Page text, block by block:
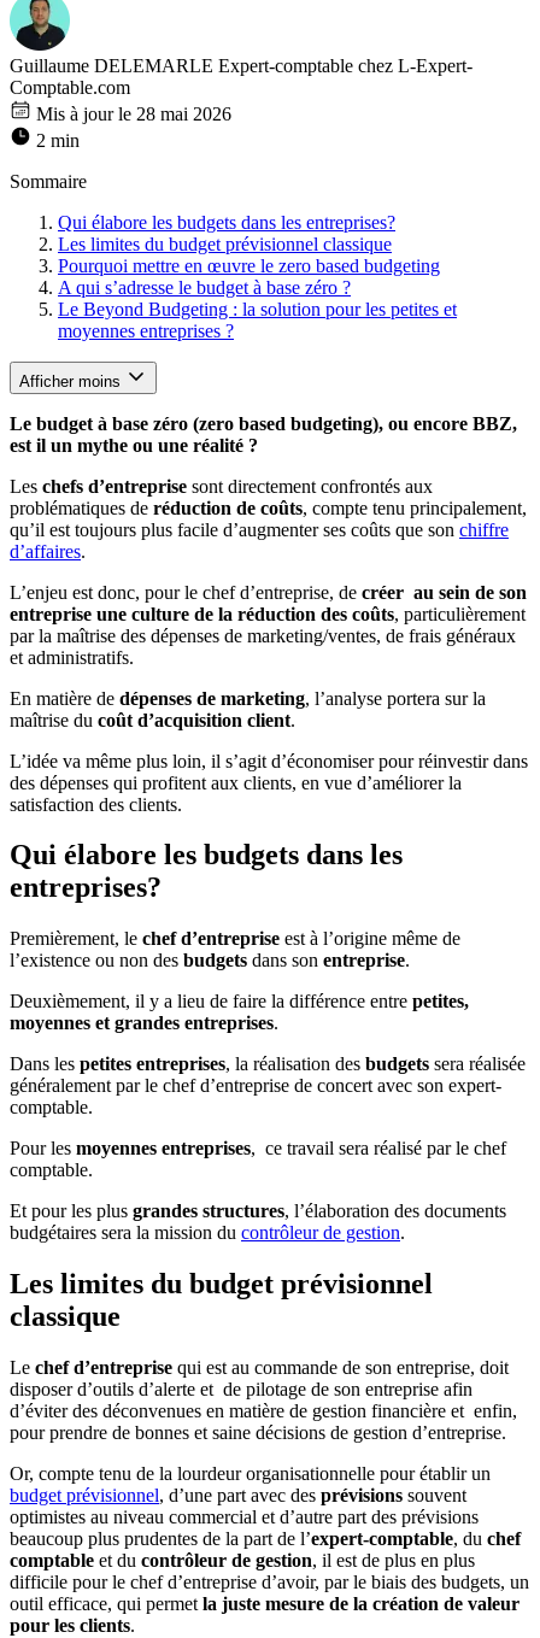
Guillaume DELEMARLE Expert-comptable chez L-Expert-
Comptable.com
Mis à jour le 28 mai 2026
2 min
Sommaire
Qui élabore les budgets dans les entreprises?
Les limites du budget prévisionnel classique
Pourquoi mettre en œuvre le zero based budgeting
A qui s’adresse le budget à base zéro ?
Le Beyond Budgeting : la solution pour les petites et
moyennes entreprises ?
Afficher moins
Le budget à base zéro (zero based budgeting), ou encore BBZ,
est il un mythe ou une réalité ?
Les chefs d’entreprise sont directement confrontés aux
problématiques de réduction de coûts, compte tenu principalement,
qu’il est toujours plus facile d’augmenter ses coûts que son chiffre
d’affaires.
L’enjeu est donc, pour le chef d’entreprise, de créer au sein de son
entreprise une culture de la réduction des coûts, particulièrement
par la maîtrise des dépenses de marketing/ventes, de frais généraux
et administratifs.
En matière de dépenses de marketing, l’analyse portera sur la
maîtrise du coût d’acquisition client.
L’idée va même plus loin, il s’agit d’économiser pourréinvestir dans
des dépenses qui profitent aux clients, en vue d’améliorer la
satisfaction des clients.
Qui élabore les budgets dans les
entreprises?
Premièrement, le chef d’entreprise est à l’origine même de
l’existence ou non des budgets dans son entreprise.
Deuxièmement, il y a lieu de faire la différence entre petites,
moyennes et grandes entreprises.
Dans les petites entreprises, la réalisation des budgets sera réalisée
généralement par le chef d’entreprise de concert avec son expert-
comptable.
Pour les moyennes entreprises, ce travail sera réalisé par le chef
comptable.
Et pour les plus grandes structures, l’élaboration des documents
budgétaires sera la mission du contrôleur de gestion.
Les limites du budget prévisionnel
classique
Le chef d’entreprise qui est au commande de son entreprise, doit
disposerd’outils d’alerte et de pilotage de son entreprise afin
d’éviter des déconvenues en matière de gestion financière et enfin,
pour prendre de bonnes et saine décisions de gestion d’entreprise.
Or, compte tenu de la lourdeur organisationnelle pour établir un
budget prévisionnel, d’une part avec des prévisions souvent
optimistes au niveau commercial et d’autre part des prévisions
beaucoup plus prudentes de la part de l’expert-comptable, du chef
comptable et du contrôleur de gestion, il est de plus en plus
difficile pour le chef d’entreprise d’avoir, par le biais des budgets, un
outil efficace, qui permet la juste mesure de la création de valeur
pour les clients.